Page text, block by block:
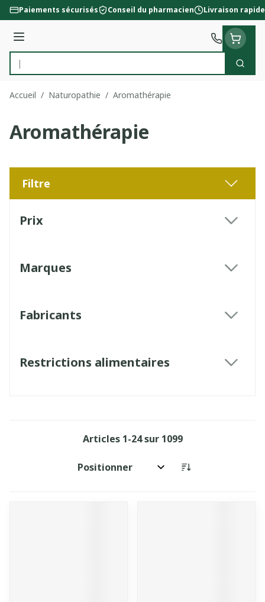
Aller au contenu
Paiements sécurisés Conseil du pharmacien Livraison rapide
Menu
Rechercher
Accueil / Naturopathie / Aromathérapie
Aromathérapie
Filtre
Prix
Marques
Fabricants
Restrictions alimentaires
Articles 1-24sur 1099
Trier par: